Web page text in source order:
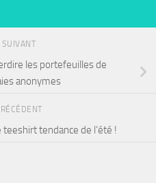
SUIVANT
les portefeuilles de
anonymes
tendance de l‘été !